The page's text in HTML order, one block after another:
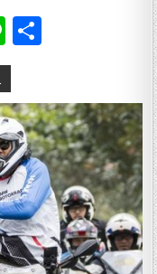
Li
n
e